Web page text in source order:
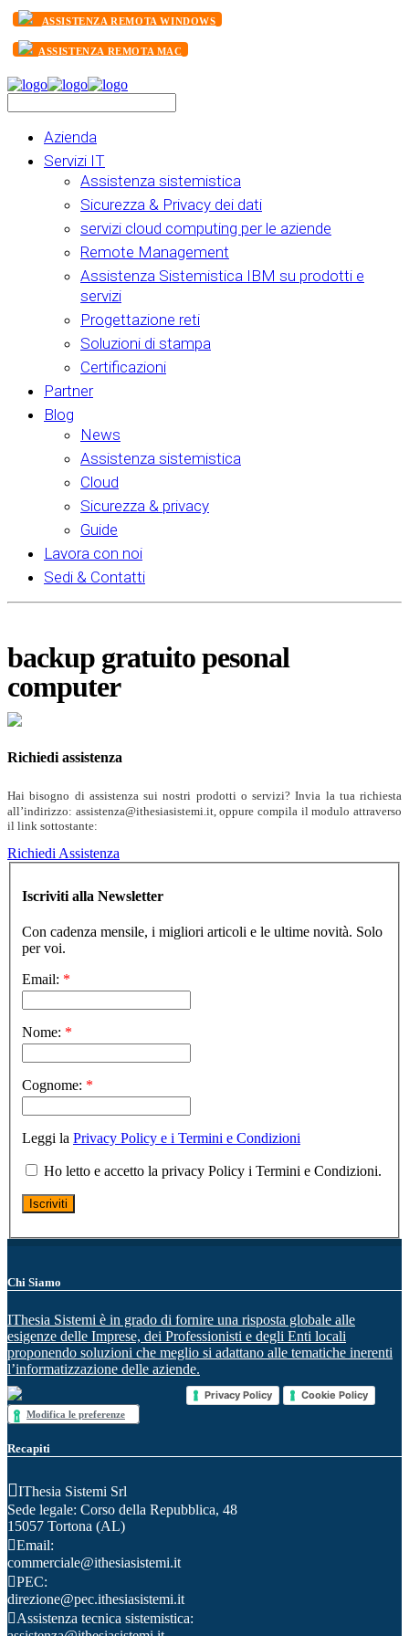
ASSISTENZA REMOTA WINDOWS
ASSISTENZA REMOTA MAC
Azienda
Servizi IT
Assistenza sistemistica
Sicurezza & Privacy dei dati
servizi cloud computing per le aziende
Remote Management
Assistenza Sistemistica IBM su prodotti e
servizi
Progettazione reti
Soluzioni di stampa
Certificazioni
Partner
Blog
News
Assistenza sistemistica
Cloud
Sicurezza & privacy
Guide
Lavora con noi
Sedi & Contatti
backup gratuito pesonal
computer
Richiedi assistenza
Hai bisogno di assistenza sui nostri prodotti o servizi? Invia la tua richiesta
all’indirizzo: assistenza@ithesiasistemi.it, oppure compila il modulo attraverso
il link sottostante:
Richiedi Assistenza
Iscriviti alla Newsletter
Con cadenza mensile, i migliori articoli e le ultime novità. Solo
per voi.
Email: *
Nome: *
Cognome: *
Leggi la Privacy Policy e i Termini e Condizioni
Ho letto e accetto la privacy Policy i Termini e Condizioni.
Chi Siamo
IThesia Sistemi è in grado di fornire una risposta globale alle
esigenze delle Imprese, dei Professionisti e degli Enti locali
proponendo soluzioni che meglio si adattano alle tematiche inerenti
l’informatizzazione delle aziende.
Privacy Policy Cookie Policy
Modifica le preferenze
Recapiti
IThesia Sistemi Srl
Sede legale: Corso della Repubblica, 48
15057 Tortona (AL)
Email:
commerciale@ithesiasistemi.it
PEC:
direzione@pec.ithesiasistemi.it
Assistenza tecnica sistemistica: